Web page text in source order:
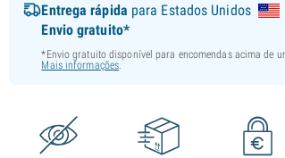
Entrega rápida para Estados Unidos
Envio gratuito*
*Envio gratuito disponível para encomendas acima de
Mais informações